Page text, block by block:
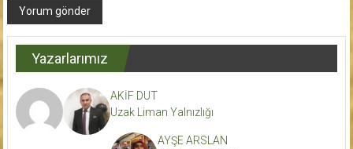
Yazarlarımız
AKİF DUT
Uzak Liman Yalnızlığı
AYŞE ARSLAN